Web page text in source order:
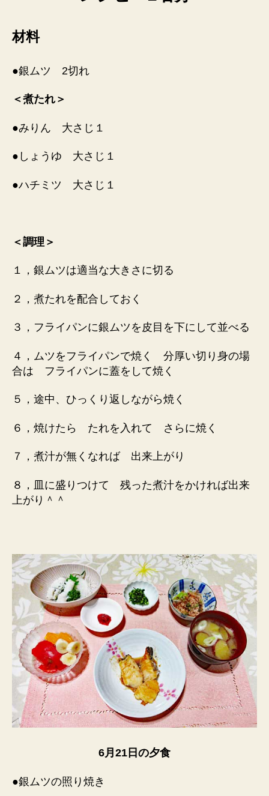
材料
●銀ムツ 2切れ
＜煮たれ＞
●みりん 大さじ１
●しょうゆ 大さじ１
●ハチミツ 大さじ１
＜調理＞
１，銀ムツは適当な大きさに切る
２，煮たれを配合しておく
３，フライパンに銀ムツを皮目を下にして並べる
４，ムツをフライパンで焼く 分厚い切り身の場
合は フライパンに蓋をして焼く
５，途中、ひっくり返しながら焼く
６，焼けたら たれを入れて さらに焼く
７，煮汁が無くなれば 出来上がり
８，皿に盛りつけて 残った煮汁をかければ出来
上がり＾＾
6月21日の夕食
●銀ムツの照り焼き